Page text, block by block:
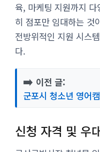
육, 마케팅 지원까지
히 점포만 임대하는 것
전방위적인 지원 시스
다.
➡️ 이전 글:
군포시 청소년 영어
신청 자격 및 우